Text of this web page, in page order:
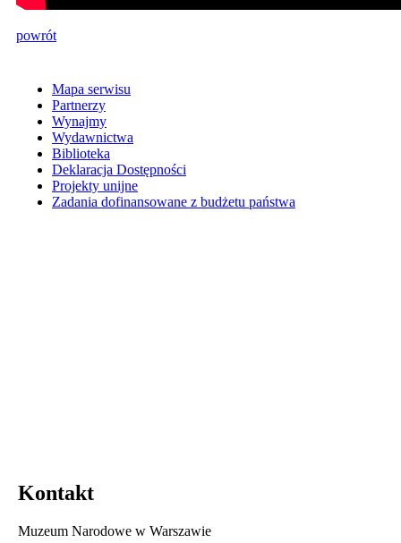
powrót
Mapa serwisu
Partnerzy
Wynajmy
Wydawnictwa
Biblioteka
Deklaracja Dostępności
Projekty unijne
Zadania dofinansowane z budżetu państwa
Kontakt
Muzeum Narodowe w Warszawie